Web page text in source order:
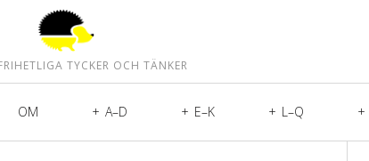
TYCKER OCH TÄNKER
OM A–D E–K L–Q